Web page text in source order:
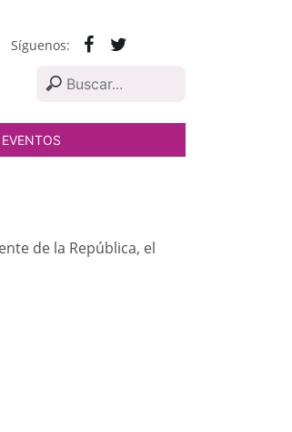
Síguenos:
de la República, el